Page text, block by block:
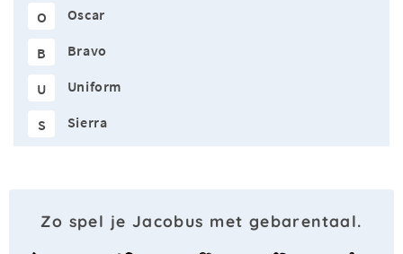
O Oscar
B Bravo
U Uniform
S Sierra
Zo spel je Jacobus met gebarentaal.